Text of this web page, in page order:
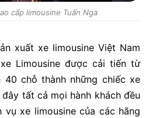
cấp limousine Tuấn Nga
xuất xe limousine Việt Nam
Limousine được cải tiến từ
40 chỗ thành những chiếc xe
tất cả mọi hành khách đều
xe limousine của các hãng